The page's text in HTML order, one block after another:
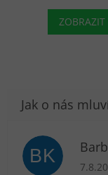
ZOBRAZIT
BK